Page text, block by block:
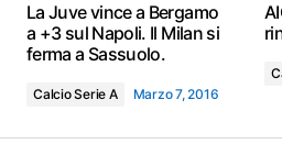
La Juve vince a Bergamo
a +3 sul Napoli. Il Milan si
ferma a Sassuolo.
Calcio Serie A Marzo 7, 2016